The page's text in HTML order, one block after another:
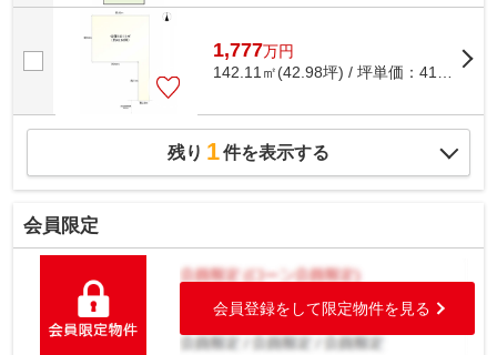
1,777万円
142.11㎡(42.98坪) / 坪単価：41.34 万円
残り 1件を表示する
会員限定
会員登録をして限定物件を見る